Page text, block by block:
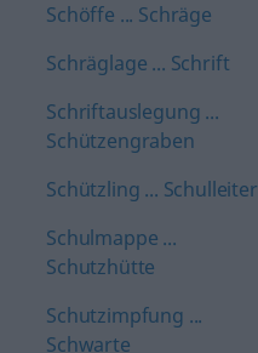
Schöffe ... Schräge
Schräglage ... Schrift
Schriftauslegung ...
Schützengraben
Schützling ... Schulleiter
Schulmappe ...
Schutzhütte
Schutzimpfung ...
Schwarte